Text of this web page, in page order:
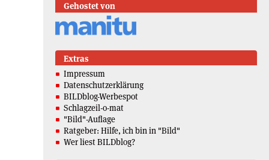
Gehostet von
Extras
Impressum
Datenschutzerklärung
BILDblog-Werbespot
Schlagzeil-o-mat
"Bild"-Auflage
Ratgeber: Hilfe, ich bin in "Bild"
Wer liest BILDblog?